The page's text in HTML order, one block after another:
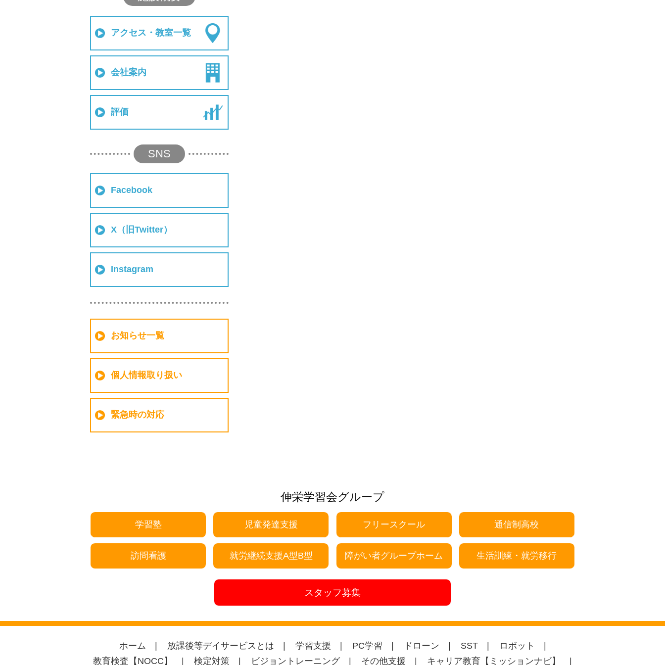
アクセス・教室一覧
会社案内
評価
SNS
Facebook
X（旧Twitter）
Instagram
お知らせ一覧
個人情報取り扱い
緊急時の対応
伸栄学習会グループ
学習塾 児童発達支援 フリースクール 通信制高校
訪問看護 就労継続支援A型B型 障がい者グループホーム 生活訓練・就労移行
スタッフ募集
ホーム 放課後等デイサービスとは 学習支援 PC学習 ドローン SST
ロボット
教育検査【NOCC】
検定対策 ビジョントレーニング その他支援 キャリア教育【ミッションナビ】